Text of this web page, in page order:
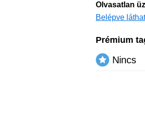
Olvasatlan
Belépve
Prémium
Nincs